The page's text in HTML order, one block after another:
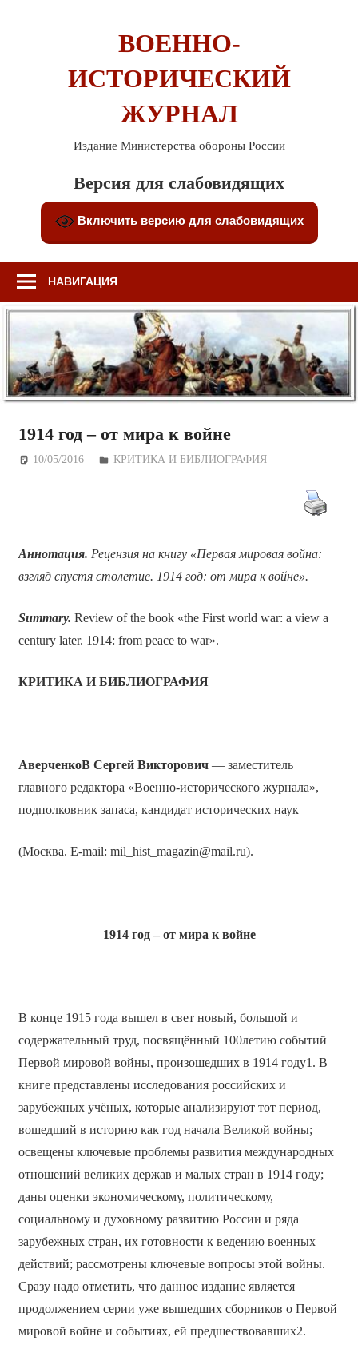
ВОЕННО-
ИСТОРИЧЕСКИЙ
ЖУРНАЛ
Издание Министерства обороны России
Версия для слабовидящих
Включить версию для слабовидящих
НАВИГАЦИЯ
1914 год – от мира к войне
10/05/2016 Дежурный по Редакции
КРИТИКА И БИБЛИОГРАФИЯ
Аннотация. Рецензия на книгу «Первая мировая война:
взгляд спустя столетие. 1914 год: от мира к войне».
Summary. Review of the book «the First world war: a view a
century later. 1914: from peace to war».
КРИТИКА И БИБЛИОГРАФИЯ
АверченкоВ Сергей Викторович— заместитель
главного редактора «Военно-исторического журнала»,
подполковник запаса, кандидат исторических наук
(Москва. E-mail: mil_hist_magazin@mail.ru).
1914 год – от мира к войне
В конце 1915 года вышел в свет новый, большой и
содержательный труд, посвящённый 100­летию событий
Первой мировой войны, произошедших в 1914 году1. В
книге представлены исследования российских и
зарубежных учёных, которые анализируют тот период,
вошедший в историю как год начала Великой войны;
освещены ключевые проблемы развития международных
отношений великих держав и малых стран в 1914 году;
даны оценки экономическому, политическому,
социальному и духовному развитию России и ряда
зарубежных стран, их готовности к ведению военных
действий; рассмотрены ключевые вопросы этой войны.
Сразу надо отметить, что данное издание является
продолжением серии уже вышедших сборников о Первой
мировой войне и событиях, ей предшествовавших2.